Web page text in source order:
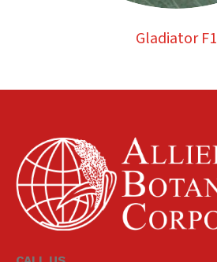
Gladiator F1